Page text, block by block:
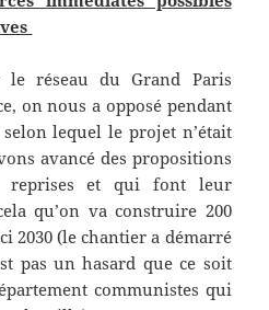
réseau du Grand Paris
on nous a opposé pendant
selon lequel le projet n’était
avancé des propositions
reprises et qui font leur
qu’on va construire 200
2030 (le chantier a démarré
pas un hasard que ce soit
communistes qui